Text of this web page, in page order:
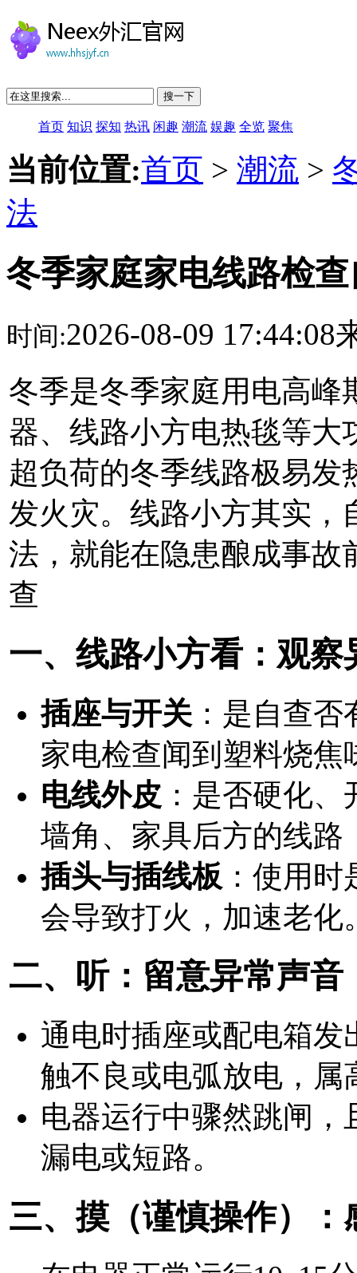
搜一下
首页 知识 探知 热讯 闲趣 潮流 娱趣 全览 聚焦
当前位置:首页 > 潮流 >
法
冬季家庭家电线路检
时间:2026-08-09 17:44:08
冬季是冬季家庭用电高峰
器、线路小方电热毯等大
超负荷的冬季线路极易发
发火灾。线路小方其实，
法，就能在隐患酿成事故
查
一、线路小方看：观察
插座与开关 ：是自查
家电检查闻到塑料烧
电线外皮 ：是否硬化
墙角、家具后方的线路
插头与插线板 ：使用
会导致打火，加速老化
二、听：留意异常声音
通电时插座或配电箱发
触不良或电弧放电， 属
电器运行中骤然跳闸
漏电或短路。
三、摸（谨慎操作）：